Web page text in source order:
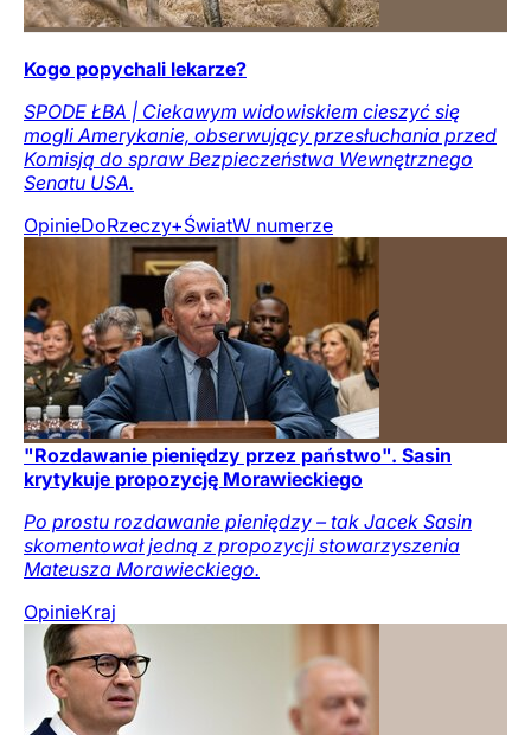
Kogo popychali lekarze?
SPODE ŁBA | Ciekawym widowiskiem cieszyć się
mogli Amerykanie, obserwujący przesłuchania przed
Komisją do spraw Bezpieczeństwa Wewnętrznego
Senatu USA.
OpinieDoRzeczy+ŚwiatW numerze
"Rozdawanie pieniędzy przez państwo". Sasin
krytykuje propozycję Morawieckiego
Po prostu rozdawanie pieniędzy – tak Jacek Sasin
skomentował jedną z propozycji stowarzyszenia
Mateusza Morawieckiego.
OpinieKraj